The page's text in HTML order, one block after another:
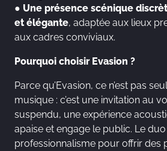
● Une présence scénique
et élégante, adaptée aux lieux
aux cadres conviviaux.
Pourquoi choisir Evasion ?
Parce qu’Evasion, ce n’est pas
musique : c’est une invitation au
suspendu, une expérience
apaise et engage le public. Le
professionnalisme pour offrir des